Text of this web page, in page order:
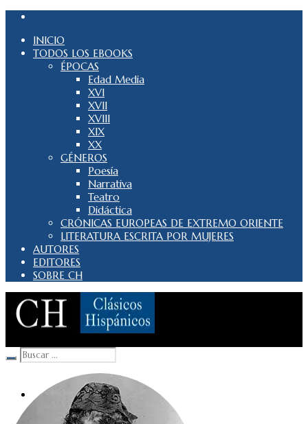
INICIO
TODOS LOS EBOOKS
ÉPOCAS
Edad Media
XVI
XVII
XVIII
XIX
XX
GÉNEROS
Poesía
Narrativa
Teatro
Didáctica
CRÓNICAS EUROPEAS DE EXTREMO ORIENTE
LITERATURA ESCRITA POR MUJERES
AUTORES
EDITORES
SOBRE CH